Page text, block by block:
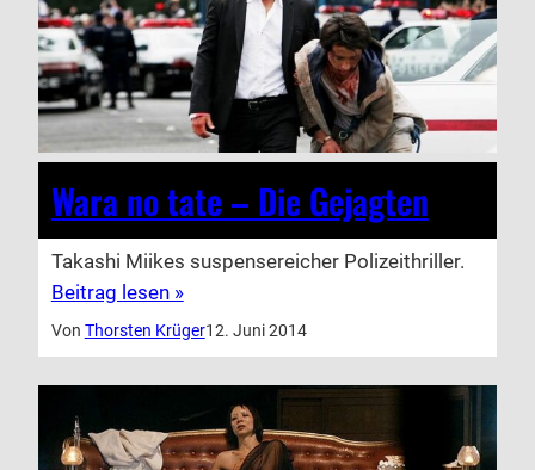
Wara no tate – Die Gejagten
Takashi Miikes suspensereicher Polizeithriller.
Beitrag lesen »
Von Thorsten Krüger12. Juni 2014